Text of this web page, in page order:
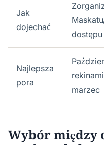
Jak
dojechać
Najlepsza
pora
marzec
Wybór między